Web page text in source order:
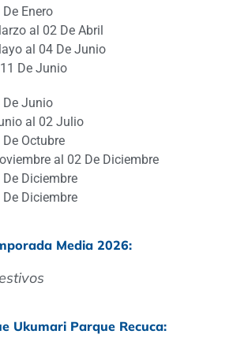
Enero
al 02 De Abril
al 04 De Junio
De Junio
De Junio
al 02 Julio
Octubre
al 02 De Diciembre
Diciembre
Diciembre
Media 2026:
Ukumari Parque Recuca: